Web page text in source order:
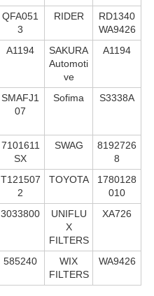
QFA051
3
RIDER
RD1340
WA9426
A1194
SAKURA
Automoti
ve
A1194
SMAFJ1
07
Sofima S3338A
7101611
SX
SWAG
8192726
8
T121507
2
TOYOTA
1780128
010
3033800
UNIFLU
X
FILTERS
XA726
585240
WIX
FILTERS
WA9426